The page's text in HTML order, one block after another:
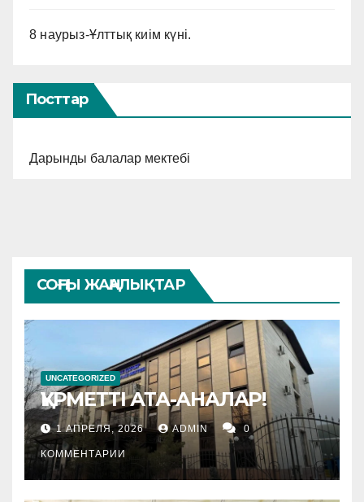
8 наурыз-Ұлттық киім күні.
Посттар
Дарынды балалар мектебі
СОҢҒЫ ЖАҢАЛЫҚТАР
UNCATEGORIZED
ҚҰРМЕТТІ АТА-АНАЛАР!
1 АПРЕЛЯ, 2026 ADMIN 0
КОММЕНТАРИИ